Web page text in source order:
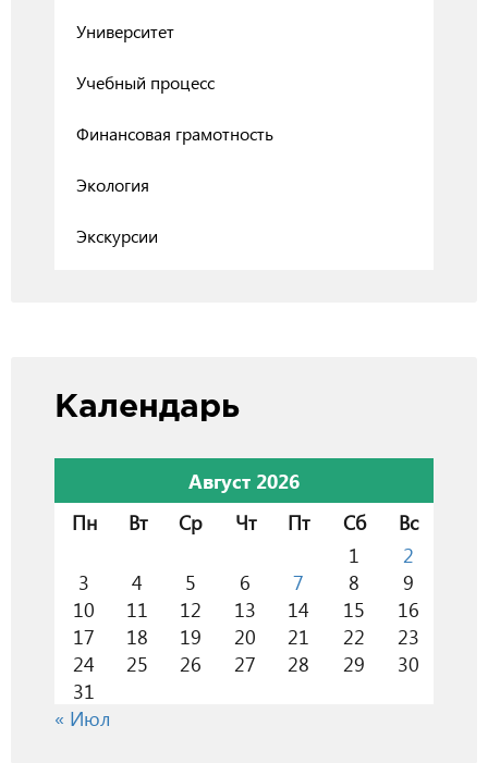
Университет
Учебный процесс
Финансовая грамотность
Экология
Экскурсии
Календарь
Август 2026
Пн
Вт Ср Чт Пт Сб
Вс
1
2
3
4 5 6 7 8
9
10
11 12 13 14 15
16
17
18 19 20 21 22
23
24
25 26 27 28 29
30
31
« Июл